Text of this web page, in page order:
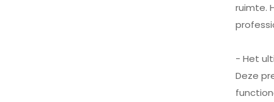
ruimte.
- Het
Deze